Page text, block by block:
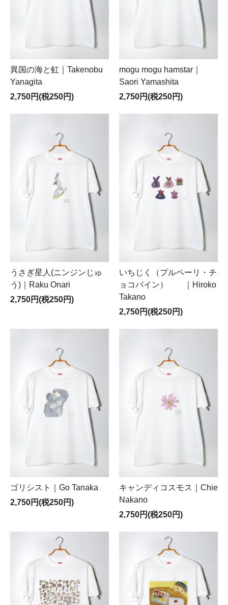
異国の海と虹｜Takenobu
Yanagita
2,750円(税250円)
mogu mogu hamstar｜
Saori Yamashita
2,750円(税250円)
うさぎ星人(ニンジンじゅ
う)｜Raku Onari
2,750円(税250円)
いちじく（プルペーリ・チ
ョコパイン） ｜Hiroko
Takano
2,750円(税250円)
ゴリシスト｜Go Tanaka
2,750円(税250円)
キャンディコスモス｜Chie
Nakano
2,750円(税250円)